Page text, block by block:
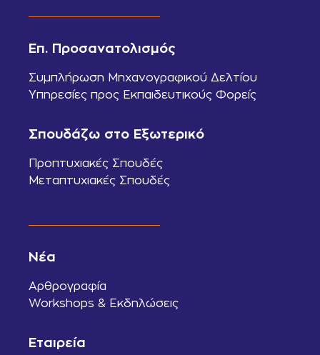
Επ. Προσανατολισμός
Συμπλήρωση Μηχανογραφικού Δελτίου
Υπηρεσίες προς Εκπαιδευτικούς Φορείς
Σπουδάζω στο Εξωτερικό
Προπτυχιακές Σπουδές
Μεταπτυχιακές Σπουδές
Νέα
Αρθρογραφία
Workshops & Εκδηλώσεις
Εταιρεία